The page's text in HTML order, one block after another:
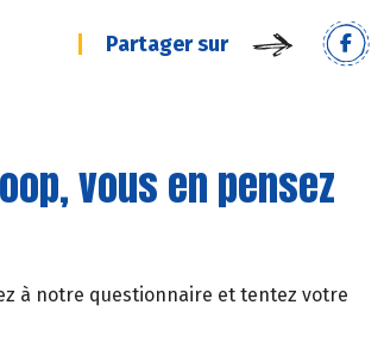
Partager sur
vous en pensez
à notre questionnaire et tentez votre